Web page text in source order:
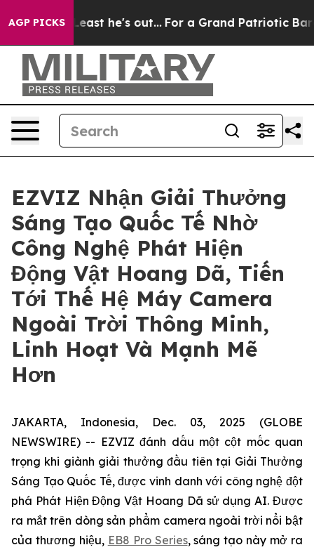
AGP PICKS
at Least he's out... For a Grand Patriotic Bargain
EZVIZ Nhận Giải Thưởng
Sáng Tạo Quốc Tế Nhờ
Công Nghệ Phát Hiện
Động Vật Hoang Dã, Tiến
Tới Thế Hệ Máy Camera
Ngoài Trời Thông Minh,
Linh Hoạt Và Mạnh Mẽ
Hơn
JAKARTA, Indonesia, Dec. 03, 2025 (GLOBE
NEWSWIRE) -- EZVIZ đánh dấu một cột mốc quan
trọng khi giành giải thưởng đầu tiên tại Giải Thưởng
Sáng Tạo Quốc Tế, được vinh danh với công nghệ đột
phá Phát Hiện Động Vật Hoang Dã sử dụng AI. Được
ra mắt trên dòng sản phẩm camera ngoài trời nổi bật
của thương hiệu, EB8 Pro Series, sáng tạo này mở ra